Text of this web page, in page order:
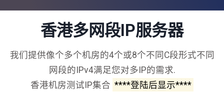
香港多网段IP服务器
我们提供像个多个机房的4个或8个不同C段形式不同
网段的IPv4满足您对多IP的需求.
香港机房测试IP集合 ****登陆后显示****